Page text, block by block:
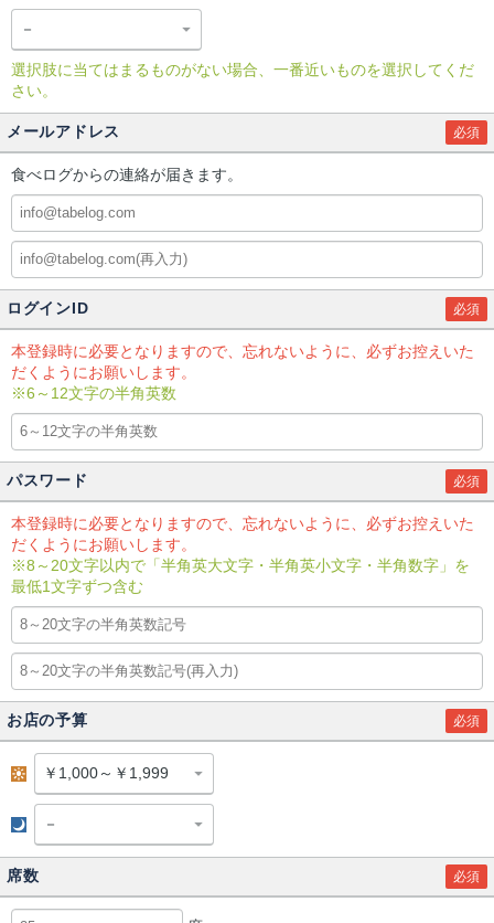
選択肢に当てはまるものがない場合、一番近いものを選択してくだ
さい。
メールアドレス 必須
食べログからの連絡が届きます。
ログインID 必須
本登録時に必要となりますので、忘れないように、必ずお控えいた
だくようにお願いします。
※6～12文字の半角英数
パスワード 必須
本登録時に必要となりますので、忘れないように、必ずお控えいた
だくようにお願いします。
※8～20文字以内で「半角英大文字・半角英小文字・半角数字」を
最低1文字ずつ含む
お店の予算 必須
席数 必須